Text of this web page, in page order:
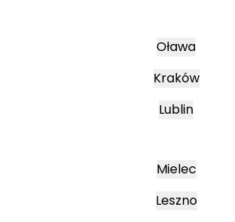
Oława
Kraków
Lublin
Mielec
Leszno